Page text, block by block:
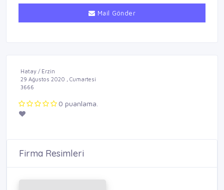
Mail Gönder
Hatay / Erzin
29 Ağustos 2020 , Cumartesi
3666
0 puanlama.
Firma Resimleri